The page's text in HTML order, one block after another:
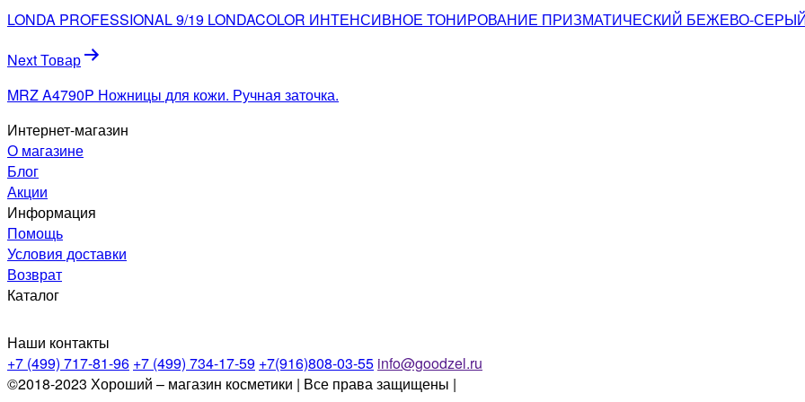
по
записям
LONDA PROFESSIONAL 9/19 LONDACOLOR ИНТЕНСИВНОЕ ТОНИРОВАНИЕ ПРИЗМАТИЧЕСКИЙ БЕЖЕВО-
Next Товар
MRZ A4790P Ножницы для кожи. Ручная заточка.
Интернет-магазин
О магазине
Блог
Акции
Информация
Помощь
Условия доставки
Возврат
Каталог
Наши контакты
+7 (499) 717-81-96 +7 (499) 734-17-59 +7(916)808-03-55 info@goodzel.ru
©2018-2023 Хороший – магазин косметики | Все права защищены |